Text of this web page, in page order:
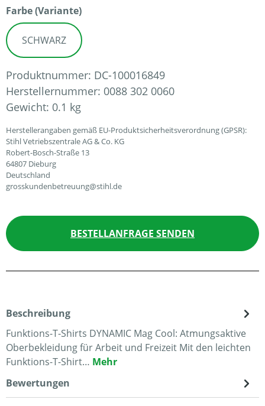
Farbe (Variante)auswählen
SCHWARZ
Produktnummer: DC-100016849
Herstellernummer: 0088 302 0060
Gewicht: 0.1 kg
Herstellerangaben gemäß EU-Produktsicherheitsverordnung (GPSR):
Stihl Vetriebszentrale AG & Co. KG
Robert-Bosch-Straße 13
64807 Dieburg
Deutschland
grosskundenbetreuung@stihl.de
BESTELLANFRAGE SENDEN
Beschreibung
Funktions-T-Shirts DYNAMIC Mag Cool: Atmungsaktive
Oberbekleidung für Arbeit und Freizeit Mit den leichten
Funktions-T-Shirt… Mehr
Bewertungen